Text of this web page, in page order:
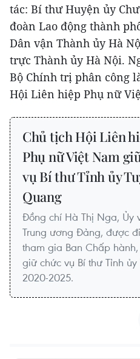
tác: Bí thư Huyện ủy
đoàn Lao động thành
Dân vận Thành ủy Hà
trực Thành ủy Hà Nội.
Bộ Chính trị phân công
Hội Liên hiệp Phụ nữ
Chủ tịch Hội Liên
Phụ nữ Việt Nam
vụ Bí thư Tỉnh ủy
Quang
Đồng chí Hà Thị Nga, Ủy
Trung ương Đảng, được
tham gia Ban Chấp
giữ chức vụ Bí thư Tỉnh
2020-2025.